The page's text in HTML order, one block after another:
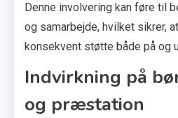
Denne involvering kan føre til
og samarbejde, hvilket sikrer,
konsekvent støtte både på og
Indvirkning på
og præstation